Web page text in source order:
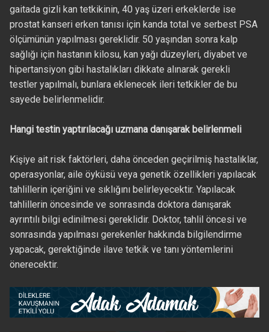
gaitada gizli kan tetkikinin, 40 yaş üzeri erkeklerde ise
prostat kanseri erken tanısı için kanda total ve serbest PSA
ölçümünün yapılması gereklidir. 50 yaşından sonra kalp
sağlığı için hastanın kilosu, kan yağı düzeyleri, diyabet ve
hipertansiyon gibi hastalıkları dikkate alınarak gerekli
testler yapılmalı, bunlara eklenecek ileri tetkikler de bu
sayede belirlenmelidir.
Hangi testin yaptırılacağı uzmana danışarak belirlenmeli
Kişiye ait risk faktörleri, daha önceden geçirilmiş hastalıklar,
operasyonlar, aile öyküsü veya genetik özellikleri yapılacak
tahlillerin içeriğini ve sıklığını belirleyecektir. Yapılacak
tahlillerin öncesinde ve sonrasında doktora danışarak
ayrıntılı bilgi edinilmesi gereklidir. Doktor, tahlil öncesi ve
sonrasında yapılması gerekenler hakkında bilgilendirme
yapacak, gerektiğinde ilave tetkik ve tanı yöntemlerini
önerecektir.